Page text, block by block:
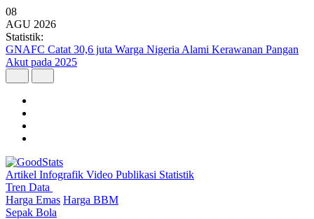
08
AGU 2026
Statistik:
GNAFC Catat 30,6 juta Warga Nigeria Alami Kerawanan Pangan
Akut pada 2025
Artikel Infografik Video Publikasi Statistik
Tren Data
Harga Emas Harga BBM
Sepak Bola